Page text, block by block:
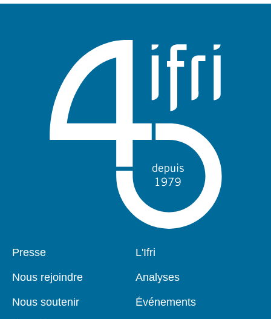
Pied
Presse
Nous rejoindre
Nous soutenir
Navigation
L'Ifri
Analyses
Événements